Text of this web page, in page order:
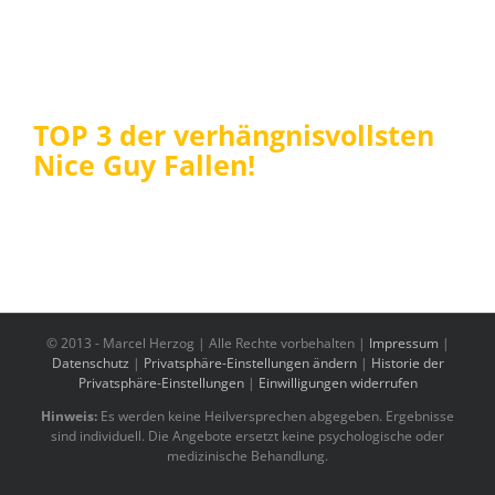
TOP 3 der verhängnisvollsten
Nice Guy Fallen!
© 2013 - Marcel Herzog | Alle Rechte vorbehalten | Impressum |
Datenschutz | Privatsphäre-Einstellungen ändern| Historie der
Privatsphäre-Einstellungen| Einwilligungen widerrufen
Hinweis: Es werden keine Heilversprechen abgegeben. Ergebnisse
sind individuell. Die Angebote ersetzt keine psychologische oder
medizinische Behandlung.